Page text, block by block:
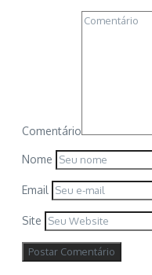
Comentário
Nome
Email
Site